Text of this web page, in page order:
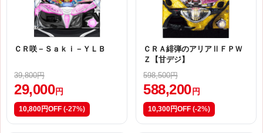
ＣＲ咲－Ｓａｋｉ－ＹＬＢ
39,800円
29,000 円
10,800円OFF (-27%)
ＣＲＡ緋弾のアリアⅡＦＰＷ
Ｚ【甘デジ】
598,500円
588,200 円
10,300円OFF (-2%)